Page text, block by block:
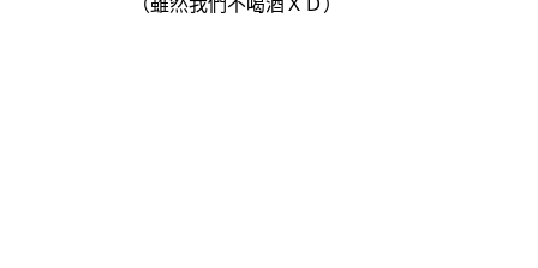
（雖然我們不喝酒ＸＤ）